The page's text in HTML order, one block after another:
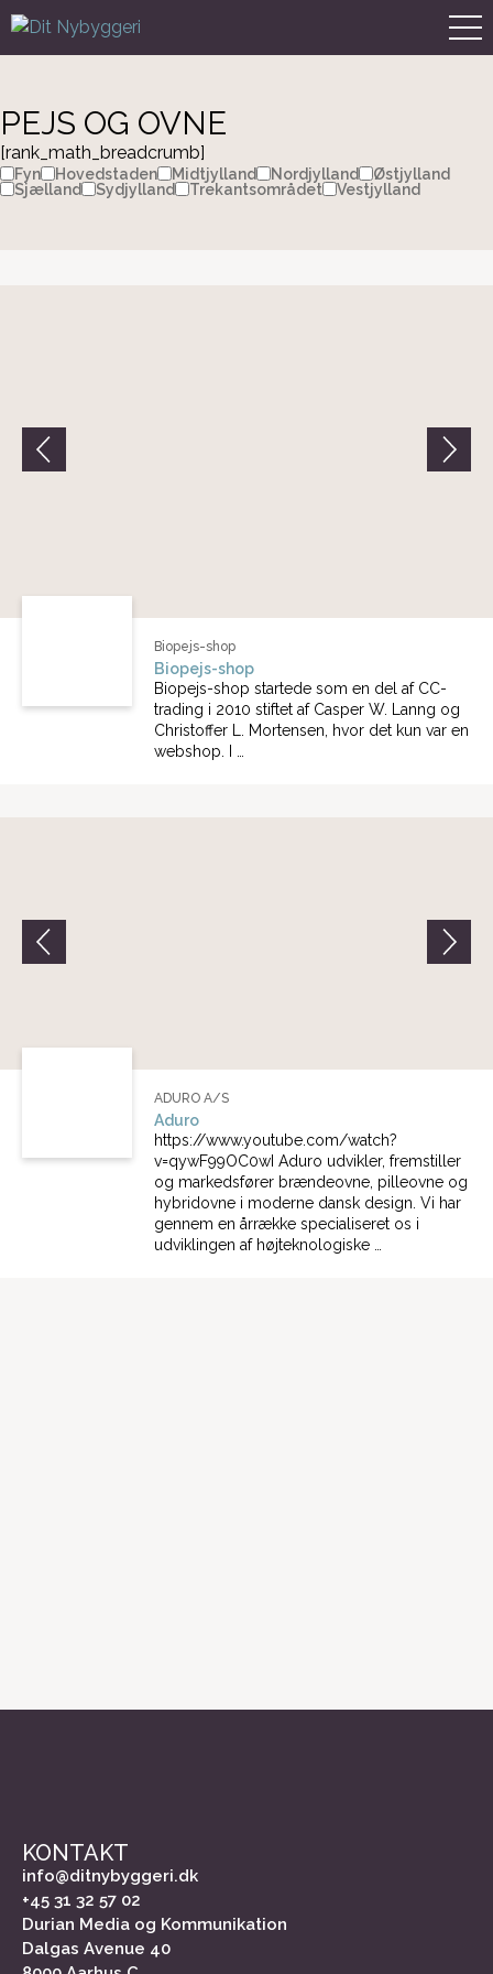
PEJS OG OVNE
[rank_math_breadcrumb]
Fyn Hovedstaden Midtjylland Nordjylland
Østjylland
Sjælland
Sydjylland Trekantsområdet Vestjylland
Biopejs-shop
Biopejs-shop
Biopejs-shop startede som en del af CC-
trading i 2010 stiftet af Casper W. Lanng og
Christoffer L. Mortensen, hvor det kun var en
webshop. I …
ADURO A/S
Aduro
https://www.youtube.com/watch?
v=qywF99OC0wI Aduro udvikler, fremstiller
og markedsfører brændeovne, pilleovne og
hybridovne i moderne dansk design. Vi har
gennem en årrække specialiseret os i
udviklingen af højteknologiske …
KONTAKT
info@ditnybyggeri.dk
+45 31 32 57 02
Durian Media og Kommunikation
Dalgas Avenue 40